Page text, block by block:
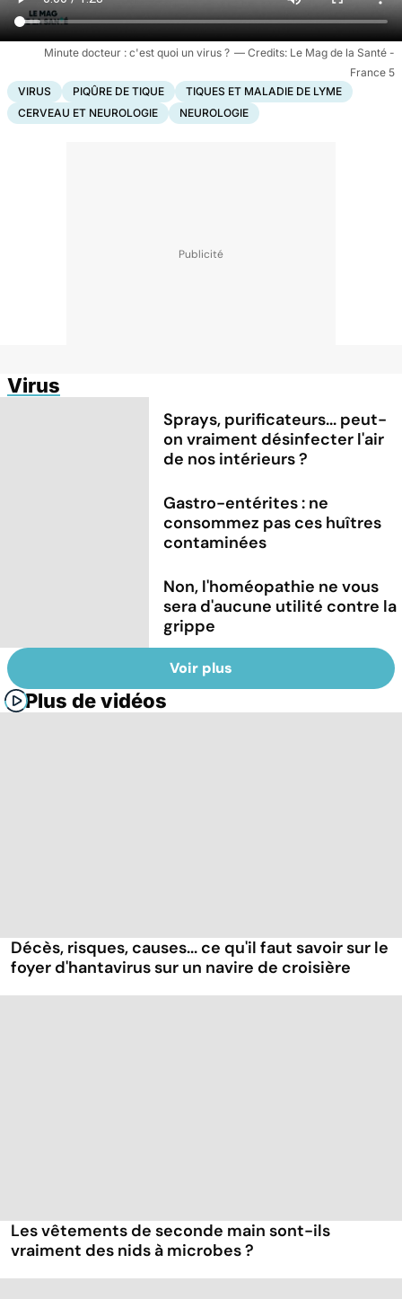
Minute docteur : c'est quoi un virus ?
Le Mag de la Santé -
France 5
VIRUS
PIQÛRE DE TIQUE
TIQUES ET MALADIE DE LYME
CERVEAU ET NEUROLOGIE
NEUROLOGIE
Virus
Sprays, purificateurs... peut-
on vraiment désinfecter l'air
de nos intérieurs ?
Gastro-entérites : ne
consommez pas ces huîtres
contaminées
Non, l'homéopathie ne vous
sera d'aucune utilité contre la
grippe
Voir plus
Plus de vidéos
Décès, risques, causes... ce qu'il faut savoir sur le
foyer d'hantavirus sur un navire de croisière
Les vêtements de seconde main sont-ils
vraiment des nids à microbes ?